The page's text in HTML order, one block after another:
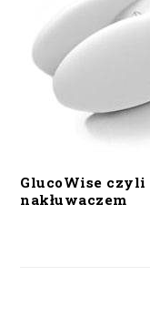
GlucoWise
nakłuwaczem